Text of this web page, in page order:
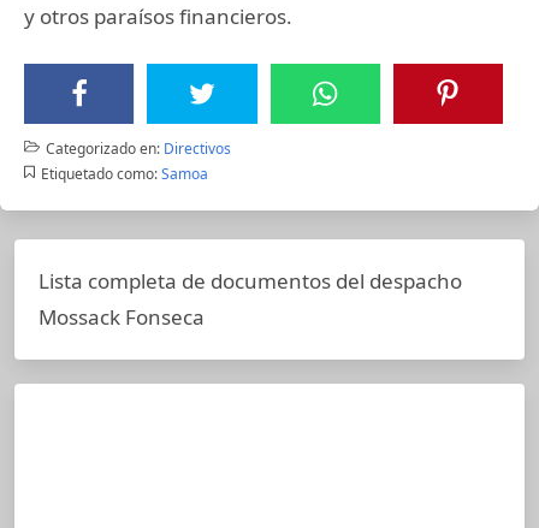
y otros paraísos financieros.
Categorizado en: Directivos
Etiquetado como: Samoa
Lista completa de documentos del despacho
Mossack Fonseca